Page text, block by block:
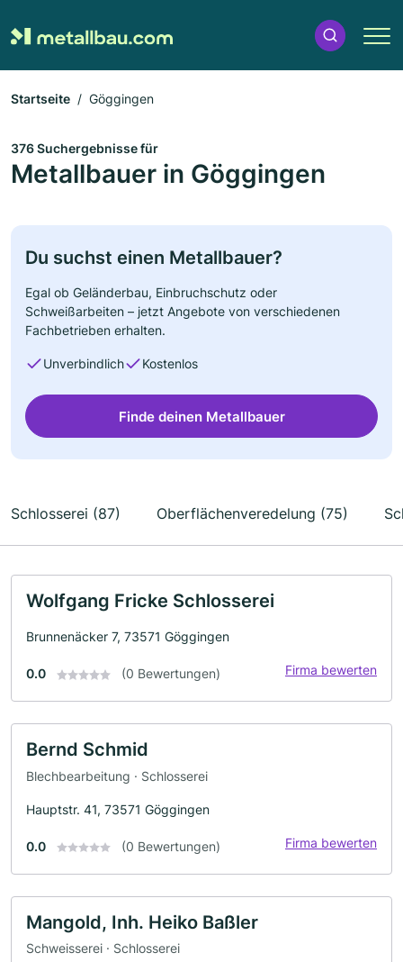
Startseite Göggingen
376 Suchergebnisse für
Metallbauer in Göggingen
Du suchst einen Metallbauer?
Egal ob Geländerbau, Einbruchschutz oder
Schweißarbeiten – jetzt Angebote von verschiedenen
Fachbetrieben erhalten.
Unverbindlich Kostenlos
Finde deinen Metallbauer
Schlosserei (87) Oberflächenveredelung (75)
Wolfgang Fricke Schlosserei
Brunnenäcker 7, 73571 Göggingen
0.0 (0 Bewertungen) Firma bewerten
Bernd Schmid
Blechbearbeitung · Schlosserei
Hauptstr. 41, 73571 Göggingen
0.0 (0 Bewertungen) Firma bewerten
Mangold, Inh. Heiko Baßler
Schweisserei · Schlosserei